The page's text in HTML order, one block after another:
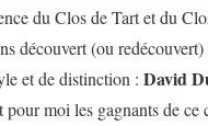
du Clos de Tart et du
découvert (ou
et de distinction : David
pour moi les gagnants de ce